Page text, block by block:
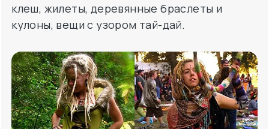
клеш, жилеты, деревянные браслеты и
кулоны, вещи с узором тай-дай.